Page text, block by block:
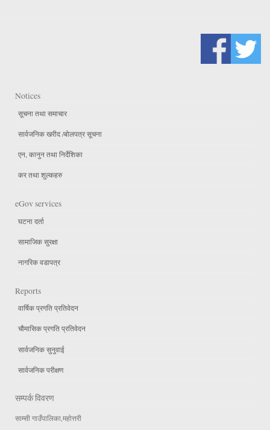
Notices
सूचना तथा समाचार
सार्वजनिक खरीद /बोलपत्र सूचना
एन, कानुन तथा निर्देशिका
कर तथा शुल्कहरु
eGov services
घटना दर्ता
सामाजिक सुरक्षा
नागरिक वडापत्र
Reports
वार्षिक प्रगति प्रतिवेदन
चौमासिक प्रगति प्रतिवेदन
सार्वजनिक सुनुवाई
सार्वजनिक परीक्षण
सम्पर्क विवरण
साम्सी गाउँपालिका,महोत्तरी